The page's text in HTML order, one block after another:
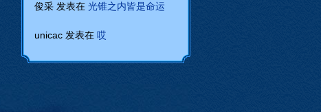
俊采 发表在 光锥之内皆是命运
unicac 发表在 哎